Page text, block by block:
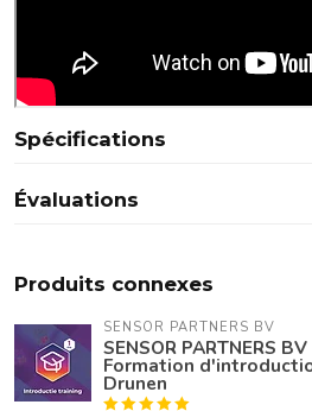
Spécifications
Évaluations
Produits connexes
SENSOR PARTNERS BV
SENSOR PARTNERS BV
Formation
Drunen